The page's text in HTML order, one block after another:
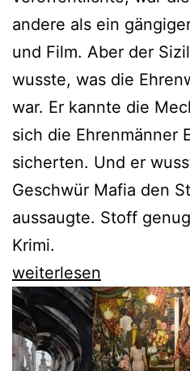
andere als ein
und Film. Aber der
wusste, was die
war. Er kannte die
sich die Ehrenmänner
sicherten. Und er
Geschwür Mafia den
aussaugte. Stoff
Krimi.
„Der
Zusammenhang“
von
Leonardo
weiterlesen